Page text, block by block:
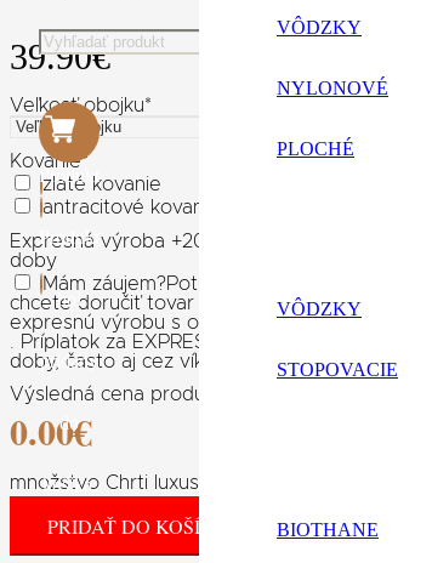
Produkt
Produkt
bol
pridaný
do
košíka.
VÔDZKY
NYLONOVÉ
PLOCHÉ
VÔDZKY
STOPOVACIE
BIOTHANE
39.90€
Veľkosť obojku*
Kovanie*
zlaté kovanie
antracitové kovanie
Expresná výroba +20% ceny výrobku
doby
Mám záujem?Potrebujete rýchli darček k
chcete doručiť tovar skôr? Pokiaľ na výrobok
expresnú výrobu s odoslaním do 3
. Príplatok za EXPRESNÚ VÝROBU je
doby, často aj cez víkendy.
Výsledná cena produktu:
0.00€
množstvo Chrti luxusný koženný obojok
PRIDAŤ DO KOŠÍKA